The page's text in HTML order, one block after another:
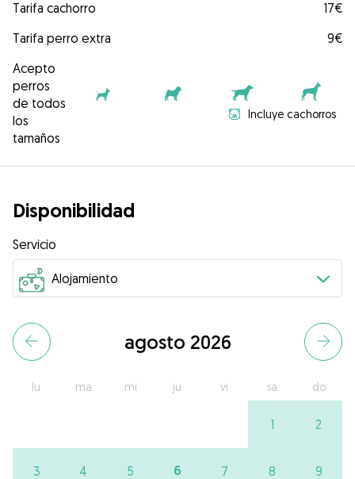
Tarifa cachorro
17€
Tarifa perro extra
9€
Acepto
perros
de todos
los
tamaños
Incluye cachorros
Disponibilidad
Servicio
agosto 2026
lu ma mi ju vi sa do
1 2
3 4 5 6 7 8 9